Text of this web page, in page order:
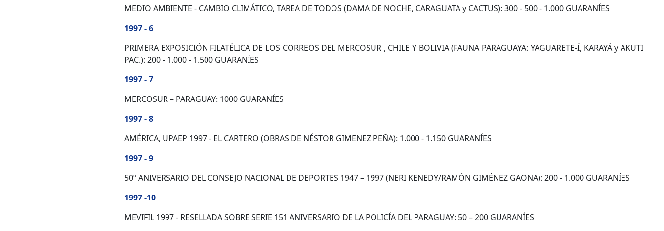
MEDIO AMBIENTE - CAMBIO CLIMÁTICO, TAREA DE TODOS (DAMA DE NOCHE, CARAGUATA y CACTUS): 300 - 500 - 1.000 GUARANÍES
1997 - 6
PRIMERA EXPOSICIÓN FILATÉLICA DE LOS CORREOS DEL MERCOSUR , CHILE Y BOLIVIA (FAUNA PARAGUAYA: YAGUARETE-Í, KARAYÁ y AKUTI
PAC.): 200 - 1.000 - 1.500 GUARANÍES
1997 - 7
MERCOSUR – PARAGUAY: 1000 GUARANÍES
1997 - 8
AMÉRICA, UPAEP 1997 - EL CARTERO (OBRAS DE NÉSTOR GIMENEZ PEÑA): 1.000 - 1.150 GUARANÍES
1997 - 9
50º ANIVERSARIO DEL CONSEJO NACIONAL DE DEPORTES 1947 – 1997 (NERI KENEDY/RAMÓN GIMÉNEZ GAONA): 200 - 1.000 GUARANÍES
1997 -10
MEVIFIL 1997 - RESELLADA SOBRE SERIE 151 ANIVERSARIO DE LA POLICÍA DEL PARAGUAY: 50 – 200 GUARANÍES